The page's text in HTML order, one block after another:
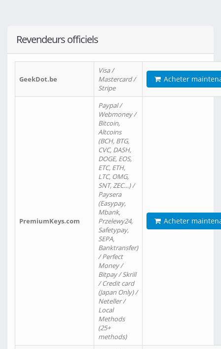
Revendeurs officiels
GeekDot.be
Visa /
Mastercard /
Stripe
Acheter
PremiumKeys.com
Paypal /
Webmoney /
Bitcoin,
Altcoins
(BCH, BTG,
CVC, DASH,
DOGE, EOS,
ETC, ETH,
LTC, OMG,
SNT, ZEC…) /
Paysera
(Easypay,
Mbank,
Przelewy24,
Safetypay,
SEPA,
Banktransfer)
/ Perfect
Money /
Bitpay / Skrill
/ Credit card
(Japan Only) /
Neteller /
Local
Methods
(25+
methods)
Acheter